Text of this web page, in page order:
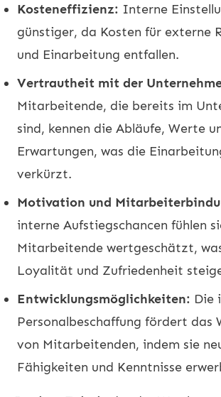
Kosteneffizienz: Interne
günstiger, da Kosten für externe
und Einarbeitung entfallen.
Vertrautheit mit der
Mitarbeitende, die bereits im
sind, kennen die Abläufe, Werte
Erwartungen, was die
verkürzt.
Motivation und
interne Aufstiegschancen fühlen
Mitarbeitende wertgeschätzt,
Loyalität und Zufriedenheit
Entwicklungsmöglichkeiten: Die
Personalbeschaffung fördert das
von Mitarbeitenden, indem sie
Fähigkeiten und Kenntnisse